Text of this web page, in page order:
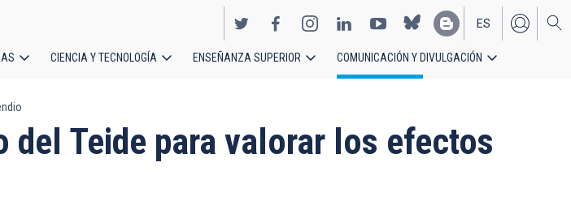
EN
ES
CIENCIA Y TECNOLOGÍA ENSEÑANZA SUPERIOR COMUNICACIÓN Y DIVULGACIÓN
del Teide para valorar los efectos